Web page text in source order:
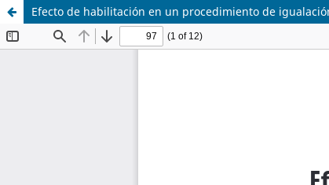
Efecto de habilitación en un procedimiento de